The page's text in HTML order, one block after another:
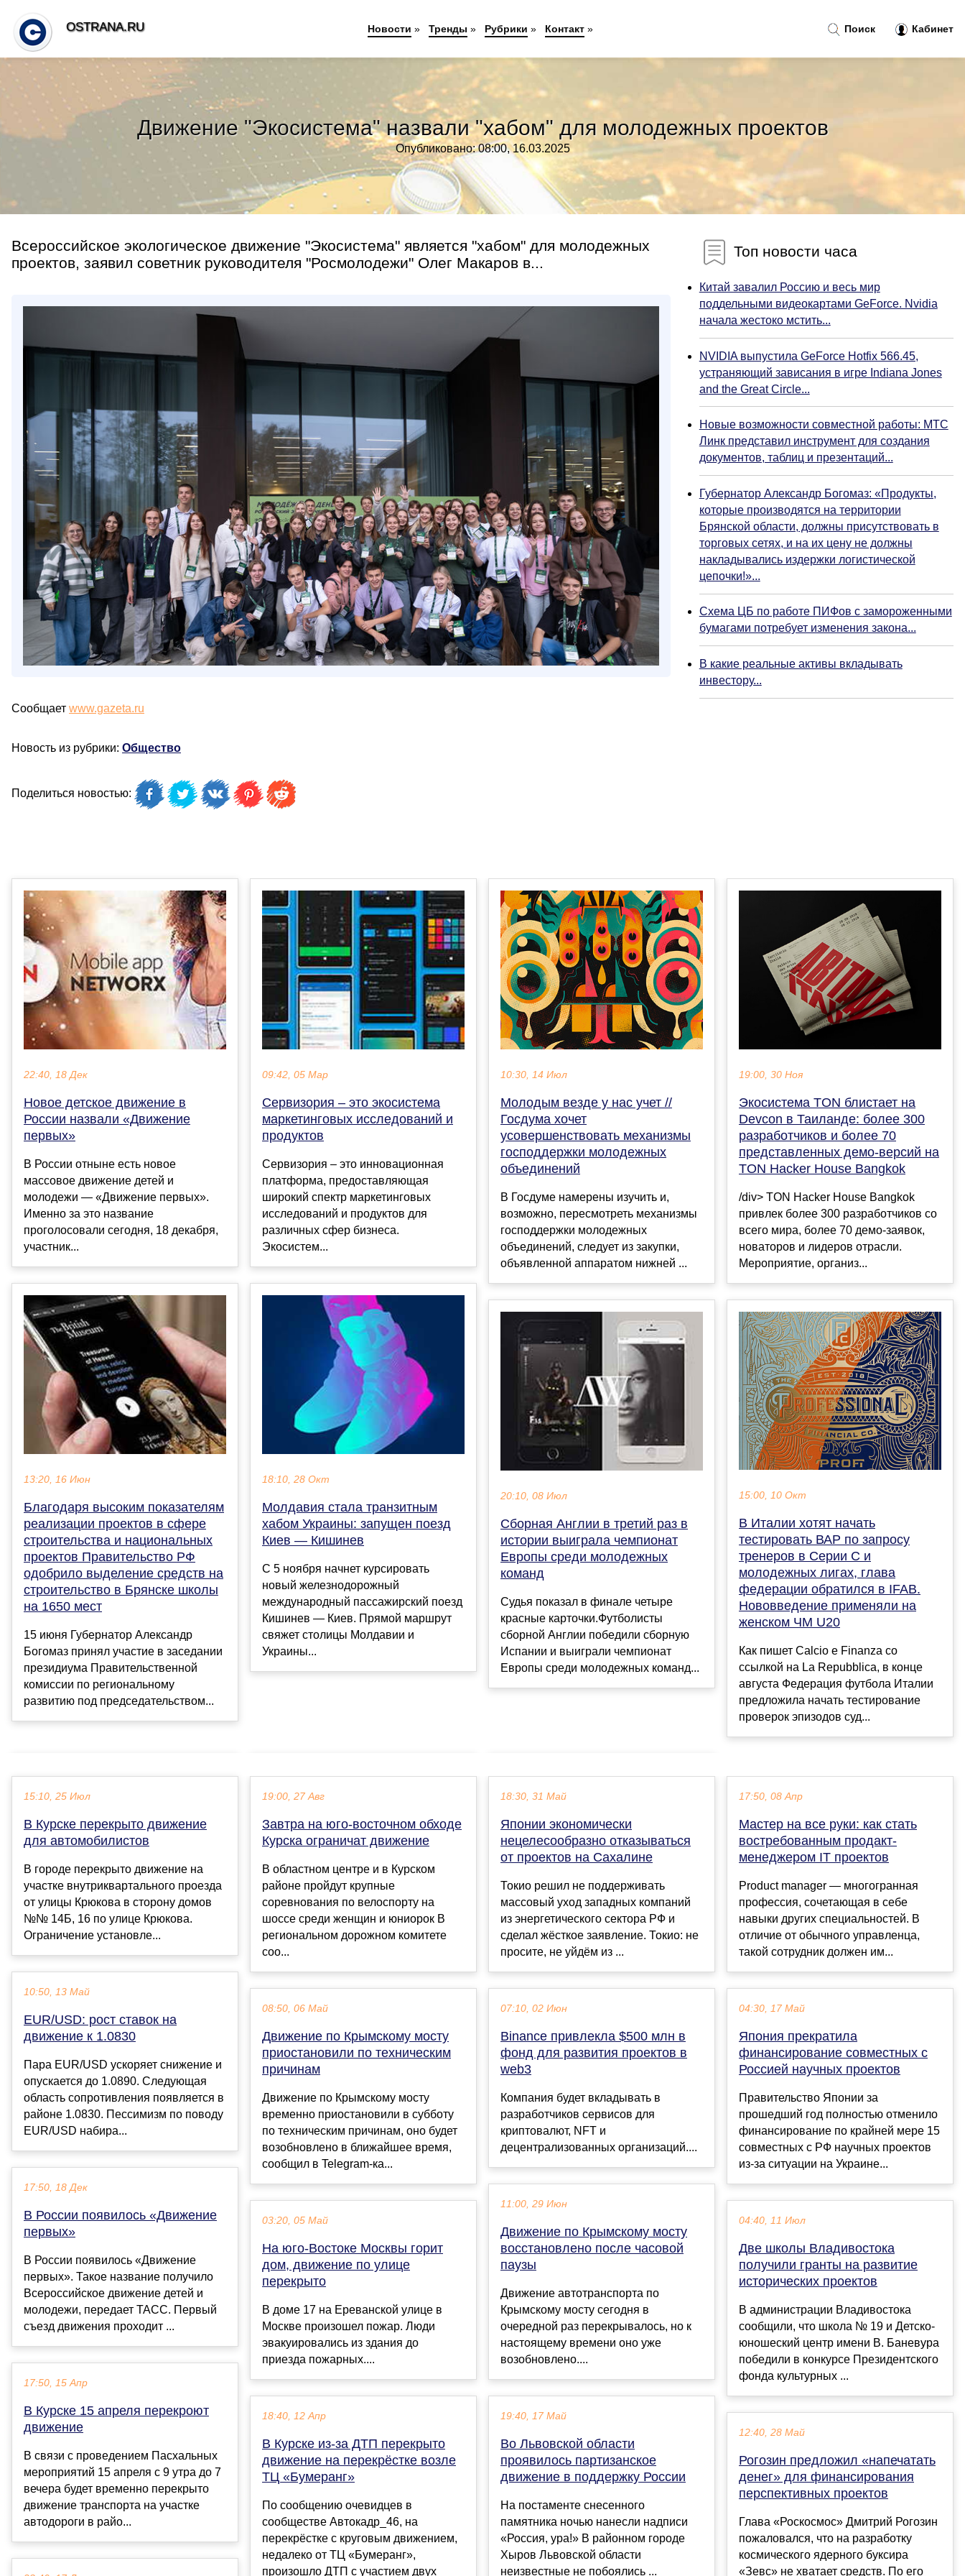
Движение "Экосистема" назвали "хабом" для молодежных проектов
Опубликовано: 08:00, 16.03.2025
Всероссийское экологическое движение "Экосистема" является "хабом" для молодежных
проектов, заявил советник руководителя "Росмолодежи" Олег Макаров в...
Сообщает www.gazeta.ru
Новость из рубрики: Общество
Поделиться новостью:
Топ новости часа
Китай завалил Россию и весь мир
поддельными видеокартами GeForce. Nvidia
начала жестоко мстить...
NVIDIA выпустила GeForce Hotfix 566.45,
устраняющий зависания в игре Indiana Jones
and the Great Circle...
Новые возможности совместной работы: МТС
Линк представил инструмент для создания
документов, таблиц и презентаций...
Губернатор Александр Богомаз: «Продукты,
которые производятся на территории
Брянской области, должны присутствовать в
торговых сетях, и на их цену не должны
накладывались издержки логистической
цепочки!»...
Схема ЦБ по работе ПИФов с замороженными
бумагами потребует изменения закона...
В какие реальные активы вкладывать
инвестору...
22:40, 18 Дек
Новое детское движение в
России назвали «Движение
первых»
В России отныне есть новое
массовое движение детей и
молодежи — «Движение первых».
Именно за это название
проголосовали сегодня, 18 декабря,
участник...
13:20, 16 Июн
Благодаря высоким показателям
реализации проектов в сфере
строительства и национальных
проектов Правительство РФ
одобрило выделение средств на
строительство в Брянске школы
на 1650 мест
15 июня Губернатор Александр
Богомаз принял участие в заседании
президиума Правительственной
комиссии по региональному
развитию под председательством...
09:42, 05 Мар
Сервизория – это экосистема
маркетинговых исследований и
продуктов
Сервизория – это инновационная
платформа, предоставляющая
широкий спектр маркетинговых
исследований и продуктов для
различных сфер бизнеса.
Экосистем...
18:10, 28 Окт
Молдавия стала транзитным
хабом Украины: запущен поезд
Киев — Кишинев
С 5 ноября начнет курсировать
новый железнодорожный
международный пассажирский поезд
Кишинев — Киев. Прямой маршрут
свяжет столицы Молдавии и
Украины...
10:30, 14 Июл
Молодым везде у нас учет //
Госдума хочет
усовершенствовать механизмы
господдержки молодежных
объединений
В Госдуме намерены изучить и,
возможно, пересмотреть механизмы
господдержки молодежных
объединений, следует из закупки,
объявленной аппаратом нижней ...
20:10, 08 Июл
Сборная Англии в третий раз в
истории выиграла чемпионат
Европы среди молодежных
команд
Судья показал в финале четыре
красные карточки.Футболисты
сборной Англии победили сборную
Испании и выиграли чемпионат
Европы среди молодежных команд...
19:00, 30 Ноя
Экосистема TON блистает на
Devcon в Таиланде: более 300
разработчиков и более 70
представленных демо-версий на
TON Hacker House Bangkok
/div> TON Hacker House Bangkok
привлек более 300 разработчиков со
всего мира, более 70 демо-заявок,
новаторов и лидеров отрасли.
Мероприятие, организ...
15:00, 10 Окт
В Италии хотят начать
тестировать ВАР по запросу
тренеров в Серии С и
молодежных лигах, глава
федерации обратился в IFAB.
Нововведение применяли на
женском ЧМ U20
Как пишет Calcio e Finanza со
ссылкой на La Repubblica, в конце
августа Федерация футбола Италии
предложила начать тестирование
проверок эпизодов суд...
15:10, 25 Июл
В Курске перекрыто движение
для автомобилистов
В городе перекрыто движение на
участке внутриквартального проезда
от улицы Крюкова в сторону домов
№№ 14Б, 16 по улице Крюкова.
Ограничение установле...
10:50, 13 Май
EUR/USD: рост ставок на
движение к 1.0830
Пара EUR/USD ускоряет снижение и
опускается до 1.0890. Следующая
область сопротивления появляется в
районе 1.0830. Пессимизм по поводу
EUR/USD набира...
17:50, 18 Дек
В России появилось «Движение
первых»
В России появилось «Движение
первых». Такое название получило
Всероссийское движение детей и
молодежи, передает ТАСС. Первый
съезд движения проходит ...
17:50, 15 Апр
В Курске 15 апреля перекроют
движение
В связи с проведением Пасхальных
мероприятий 15 апреля с 9 утра до 7
вечера будет временно перекрыто
движение транспорта на участке
автодороги в райо...
19:00, 27 Авг
Завтра на юго-восточном обходе
Курска ограничат движение
В областном центре и в Курском
районе пройдут крупные
соревнования по велоспорту на
шоссе среди женщин и юниорок В
региональном дорожном комитете
соо...
08:50, 06 Май
Движение по Крымскому мосту
приостановили по техническим
причинам
Движение по Крымскому мосту
временно приостановили в субботу
по техническим причинам, оно будет
возобновлено в ближайшее время,
сообщил в Telegram-ка...
03:20, 05 Май
На юго-Востоке Москвы горит
дом, движение по улице
перекрыто
В доме 17 на Ереванской улице в
Москве произошел пожар. Люди
эвакуировались из здания до
приезда пожарных....
18:40, 12 Апр
В Курске из-за ДТП перекрыто
движение на перекрёстке возле
ТЦ «Бумеранг»
По сообщению очевидцев в
сообществе Автокадр_46, на
перекрёстке с круговым движением,
недалеко от ТЦ «Бумеранг»,
произошло ДТП с участием двух
18:30, 31 Май
Японии экономически
нецелесообразно отказываться
от проектов на Сахалине
Токио решил не поддерживать
массовый уход западных компаний
из энергетического сектора РФ и
сделал жёсткое заявление. Токио: не
просите, не уйдём из ...
07:10, 02 Июн
Binance привлекла $500 млн в
фонд для развития проектов в
web3
Компания будет вкладывать в
разработчиков сервисов для
криптовалют, NFT и
децентрализованных организаций....
11:00, 29 Июн
Движение по Крымскому мосту
восстановлено после часовой
паузы
Движение автотранспорта по
Крымскому мосту сегодня в
очередной раз перекрывалось, но к
настоящему времени оно уже
возобновлено....
19:40, 17 Май
Во Львовской области
проявилось партизанское
движение в поддержку России
На постаменте снесенного
памятника ночью нанесли надписи
«Россия, ура!» В районном городе
Хыров Львовской области
неизвестные не побоялись ...
17:50, 08 Апр
Мастер на все руки: как стать
востребованным продакт-
менеджером IT проектов
Product manager — многогранная
профессия, сочетающая в себе
навыки других специальностей. В
отличие от обычного управленца,
такой сотрудник должен им...
04:30, 17 Май
Япония прекратила
финансирование совместных с
Россией научных проектов
Правительство Японии за
прошедший год полностью отменило
финансирование по крайней мере 15
совместных с РФ научных проектов
из-за ситуации на Украине...
04:40, 11 Июл
Две школы Владивостока
получили гранты на развитие
исторических проектов
В администрации Владивостока
сообщили, что школа № 19 и Детско-
юношеский центр имени В. Баневура
победили в конкурсе Президентского
фонда культурных ...
12:40, 28 Май
Рогозин предложил «напечатать
денег» для финансирования
перспективных проектов
Глава «Роскосмос» Дмитрий Рогозин
пожаловался, что на разработку
космического ядерного буксира
«Зевс» не хватает средств. По его
Поиск Кабинет
OSTRANA.RU Новости » Тренды » Рубрики » Контакт»